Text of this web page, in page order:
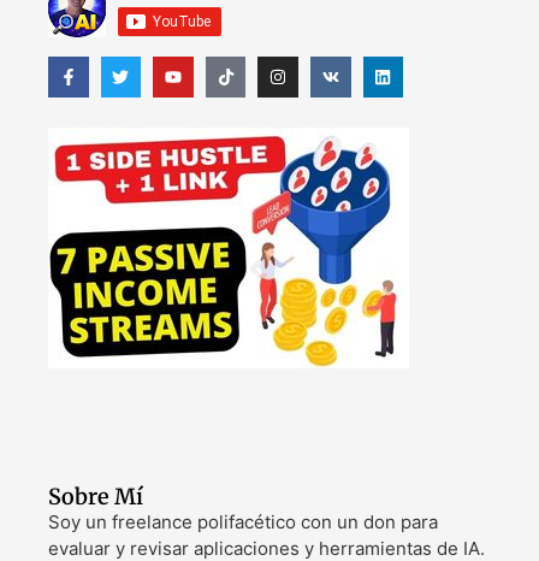
Sobre Mí
Soy un freelance polifacético con un don para
evaluar y revisar aplicaciones y herramientas de IA.